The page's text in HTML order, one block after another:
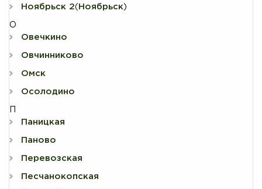
Ноябрьск 2( Ноябрьск )
О
Овечкино
Овчинниково
Омск
Осолодино
Паницкая
Паново
Перевозская
Песчанокопская